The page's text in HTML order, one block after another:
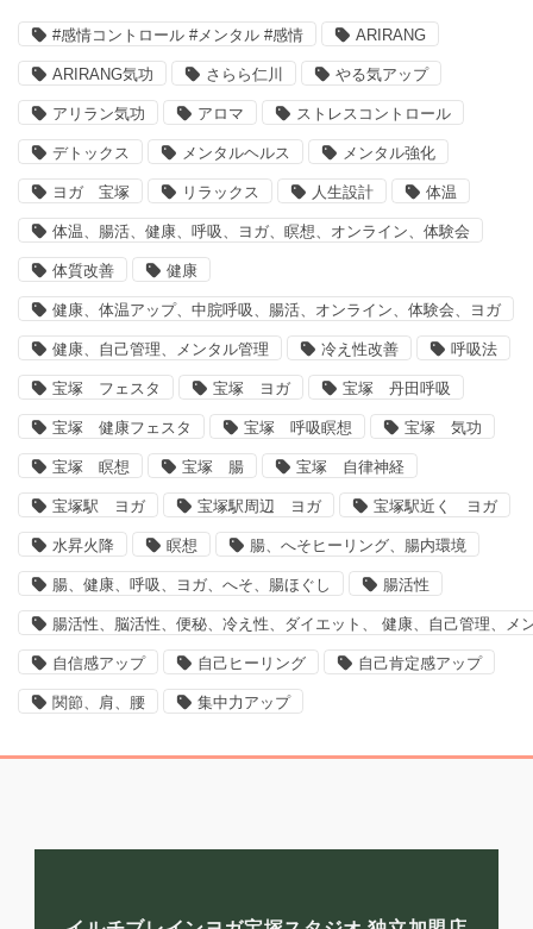
#感情コントロール #メンタル #感情 ARIRANG
ARIRANG気功 さらら仁川 やる気アップ
アリラン気功 アロマ ストレスコントロール
デトックス メンタルヘルス メンタル強化
ヨガ 宝塚 リラックス 人生設計 体温
体温、腸活、健康、呼吸、ヨガ、瞑想、オンライン、体験会
体質改善 健康
健康、体温アップ、中脘呼吸、腸活、オンライン、体験会、ヨガ
健康、自己管理、メンタル管理 冷え性改善 呼吸法
宝塚 フェスタ 宝塚 ヨガ 宝塚 丹田呼吸
宝塚 健康フェスタ 宝塚 呼吸瞑想 宝塚 気功
宝塚 瞑想 宝塚 腸 宝塚 自律神経
宝塚駅 ヨガ 宝塚駅周辺 ヨガ 宝塚駅近く ヨガ
水昇火降 瞑想 腸、へそヒーリング、腸内環境
腸、健康、呼吸、ヨガ、へそ、腸ほぐし 腸活性
腸活性、脳活性、便秘、冷え性、ダイエット、 健康、自己管理、メ
自信感アップ 自己ヒーリング 自己肯定感アップ
関節、肩、腰 集中力アップ